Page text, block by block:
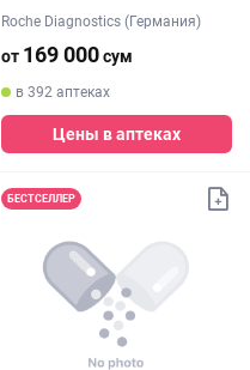
Roche Diagnostics (Германия)
от 169 000сум
в 392 аптеках
Цены в аптеках
БЕСТСЕЛЛЕР